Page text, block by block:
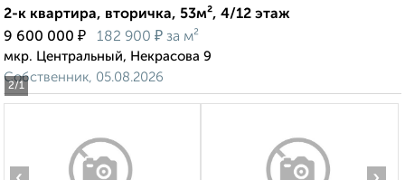
2/1
2-к квартира, вторичка, 53м², 4/12 этаж
9 600 000 ₽ 182 900 ₽ за м²
мкр. Центральный, Некрасова 9
Собственник, 05.08.2026